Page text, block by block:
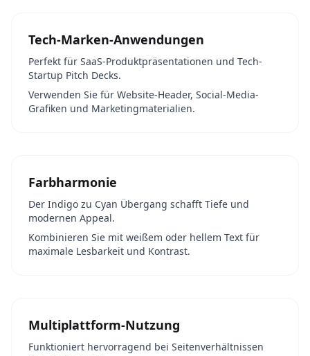
Tech-Marken-Anwendungen
Perfekt für SaaS-Produktpräsentationen und Tech-
Startup Pitch Decks.
Verwenden Sie für Website-Header, Social-Media-
Grafiken und Marketingmaterialien.
Farbharmonie
Der Indigo zu Cyan Übergang schafft Tiefe und
modernen Appeal.
Kombinieren Sie mit weißem oder hellem Text für
maximale Lesbarkeit und Kontrast.
Multiplattform-Nutzung
Funktioniert hervorragend bei Seitenverhältnissen